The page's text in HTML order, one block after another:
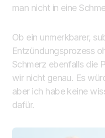
man nicht in eine
Ob ein unmerkbarer,
Entzündungsprozess
Schmerz ebenfalls die
wir nicht genau. Es
aber ich habe keine
dafür.